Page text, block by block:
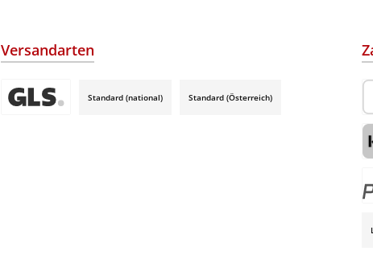
Versandarten
Standard (national) Standard (Österreich)